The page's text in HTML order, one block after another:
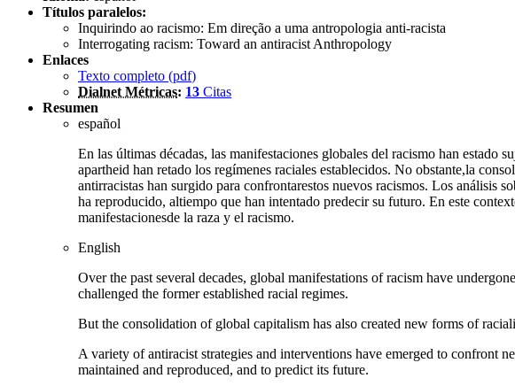
Títulos paralelos:
Inquirindo ao racismo: Em direção a uma antropologia anti-racista
Interrogating racism: Toward an antiracist Anthropology
Enlaces
Texto completo (pdf)
Dialnet Métricas: 13 Citas
Resumen
español
En las últimas décadas, las manifestaciones globales del racismo han
apartheid han retado los regímenes raciales establecidos. No obstante,la
antirracistas han surgido para confrontarestos nuevos racismos. Los análisis
ha reproducido, altiempo que han intentado predecir su futuro. En este
manifestacionesde la raza y el racismo.
English
Over the past several decades, global manifestations of racism have
challenged the former established racial regimes.
But the consolidation of global capitalism has also created new forms of
A variety of antiracist strategies and interventions have emerged to confront
maintained and reproduced, and to predict its future.